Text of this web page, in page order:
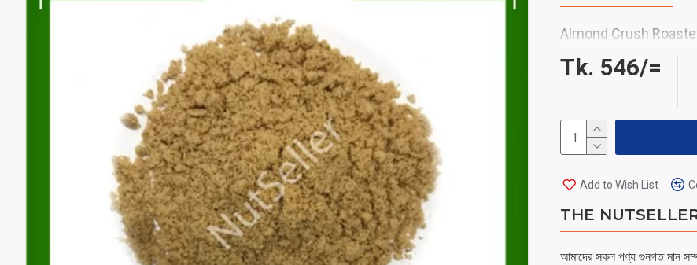
Almond Crush
Tk. 546/=
Add to Wish List
THE NUTSELLER
আমাদের সকল পণ্য গুনগত মান